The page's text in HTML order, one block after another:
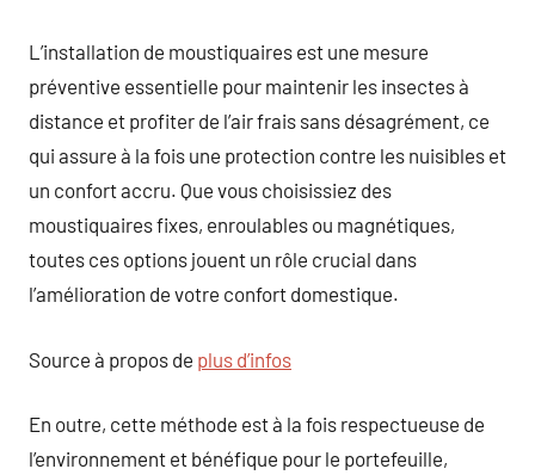
L’installation de moustiquaires est une mesure
préventive essentielle pour maintenir les insectes à
distance et profiter de l’air frais sans désagrément, ce
qui assure à la fois une protection contre les nuisibles et
un confort accru. Que vous choisissiez des
moustiquaires fixes, enroulables ou magnétiques,
toutes ces options jouent un rôle crucial dans
l’amélioration de votre confort domestique.
Source à propos de plus d’infos
En outre, cette méthode est à la fois respectueuse de
l’environnement et bénéfique pour le portefeuille,